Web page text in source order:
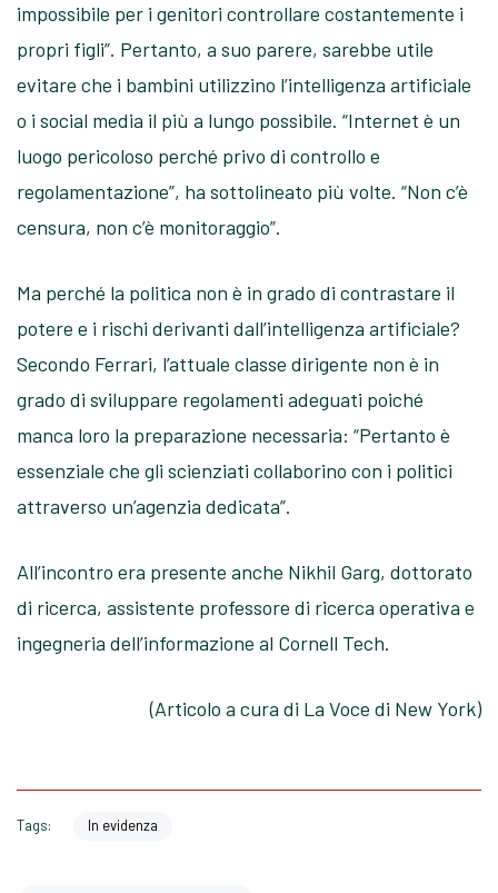
impossibile per i genitori controllare costantemente i
propri figli”. Pertanto, a suo parere, sarebbe utile
evitare che i bambini utilizzino l’intelligenza artificiale
o i social media il più a lungo possibile. “Internet è un
luogo pericoloso perché privo di controllo e
regolamentazione”, ha sottolineato più volte. “Non c’è
censura, non c’è monitoraggio”.
Ma perché la politica non è in grado di contrastare il
potere e i rischi derivanti dall’intelligenza artificiale?
Secondo Ferrari, l’attuale classe dirigente non è in
grado di sviluppare regolamenti adeguati poiché
manca loro la preparazione necessaria: “Pertanto è
essenziale che gli scienziati collaborino con i politici
attraverso un’agenzia dedicata”.
All’incontro era presente anche Nikhil Garg, dottorato
di ricerca, assistente professore di ricerca operativa e
ingegneria dell’informazione al Cornell Tech.
(Articolo a cura di La Voce di New York)
Tags: In evidenza